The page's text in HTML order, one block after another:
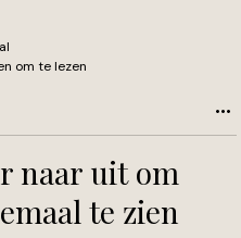
om te lezen
naar uit om
te zien